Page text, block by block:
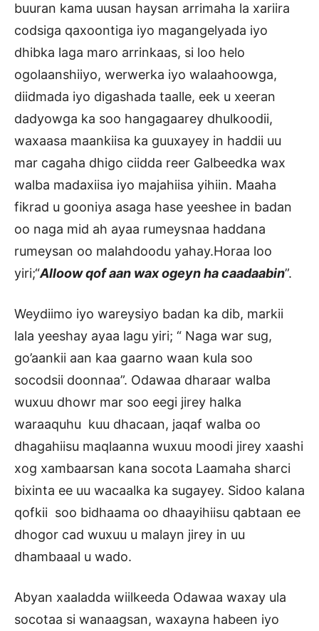
buuran kama uusan haysan arrimaha la xariira
codsiga qaxoontiga iyo magangelyada iyo
dhibka laga maro arrinkaas, si loo helo
ogolaanshiiyo, werwerka iyo walaahoowga,
diidmada iyo digashada taalle, eek u xeeran
dadyowga ka soo hangagaarey dhulkoodii,
waxaasa maankiisa ka guuxayey in haddii uu
mar cagaha dhigo ciidda reer Galbeedka wax
walba madaxiisa iyo majahiisa yihiin. Maaha
fikrad u gooniya asaga hase yeeshee in badan
oo naga mid ah ayaa rumeysnaa haddana
rumeysan oo malahdoodu yahay.Horaa loo
yiri;“Alloow qof aan wax ogeyn ha caadaabin”.
Weydiimo iyo wareysiyo badan ka dib, markii
lala yeeshay ayaa lagu yiri; “ Naga war sug,
go’aankii aan kaa gaarno waan kula soo
socodsii doonnaa”. Odawaa dharaar walba
wuxuu dhowr mar soo eegi jirey halka
waraaquhu kuu dhacaan, jaqaf walba oo
dhagahiisu maqlaanna wuxuu moodi jirey xaashi
xog xambaarsan kana socota Laamaha sharci
bixinta ee uu wacaalka ka sugayey. Sidoo kalana
qofkii soo bidhaama oo dhaayihiisu qabtaan ee
dhogor cad wuxuu u malayn jirey in uu
dhambaaal u wado.
Abyan xaaladda wiilkeeda Odawaa waxay ula
socotaa si wanaagsan, waxayna habeen iyo